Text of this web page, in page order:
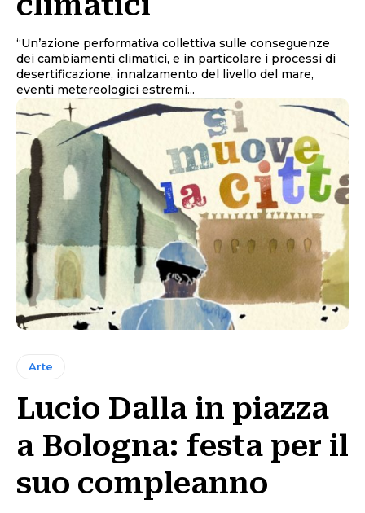
“Un’azione performativa collettiva sulle conseguenze
dei cambiamenti climatici, e in particolare i processi di
desertificazione, innalzamento del livello del mare,
eventi metereologici estremi...
Arte
Lucio Dalla in piazza
a Bologna: festa per il
suo compleanno